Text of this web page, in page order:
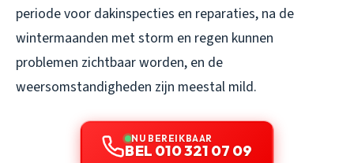
periode voor dakinspecties en reparaties, na de
wintermaanden met storm en regen kunnen
problemen zichtbaar worden, en de
weersomstandigheden zijn meestal mild.
NU BEREIKBAAR
BEL 010 321 07 09